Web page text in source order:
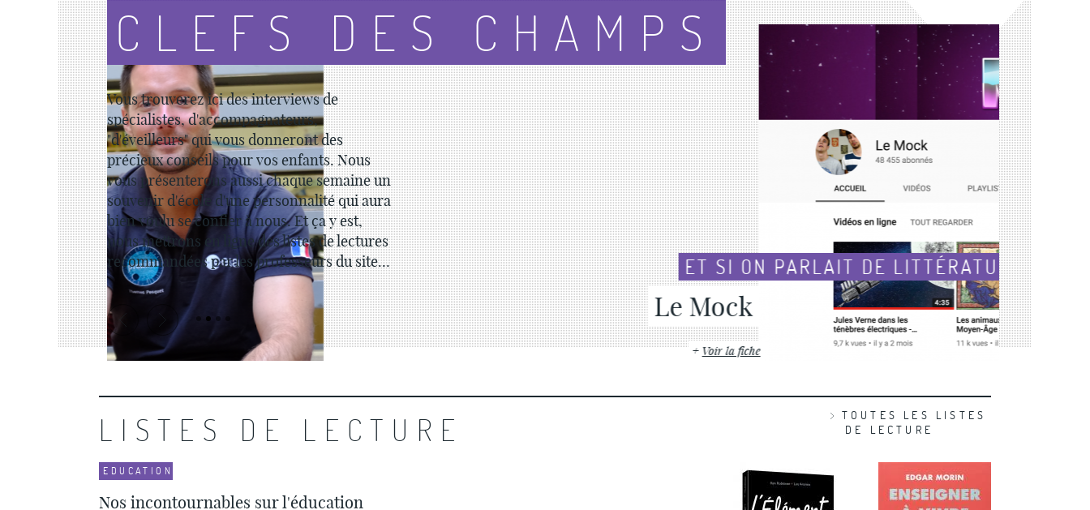
CLEFS DES CHAMPS
Vous trouverez ici des interviews de
spécialistes, d'accompagnateurs,
"d'éveilleurs" qui vous donneront des
précieux conseils pour vos enfants. Nous
vous présenterons aussi chaque semaine un
souvenir d'école d'une personnalité qui aura
bien voulu se confier à nous. Et ça y est,
nous mettrons en ligne des listes de lectures
recommandées par les professeurs du site…
ET SI ON PARLAIT DE LITTÉRATURE...
Le Mock
Voir la fiche
LISTES DE LECTURE
EDUCATION
Nos incontournables sur l'éducation
TOUTES LES LISTES
DE LECTURE